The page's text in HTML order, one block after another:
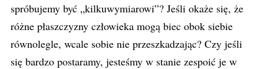
spróbujemy być „kilkuwymiarowi”? Jeśli okaże się, że
różne płaszczyzny człowieka mogą biec obok siebie
równolegle, wcale sobie nie przeszkadzając? Czy jeśli
się bardzo postaramy, jesteśmy w stanie zespoić je w